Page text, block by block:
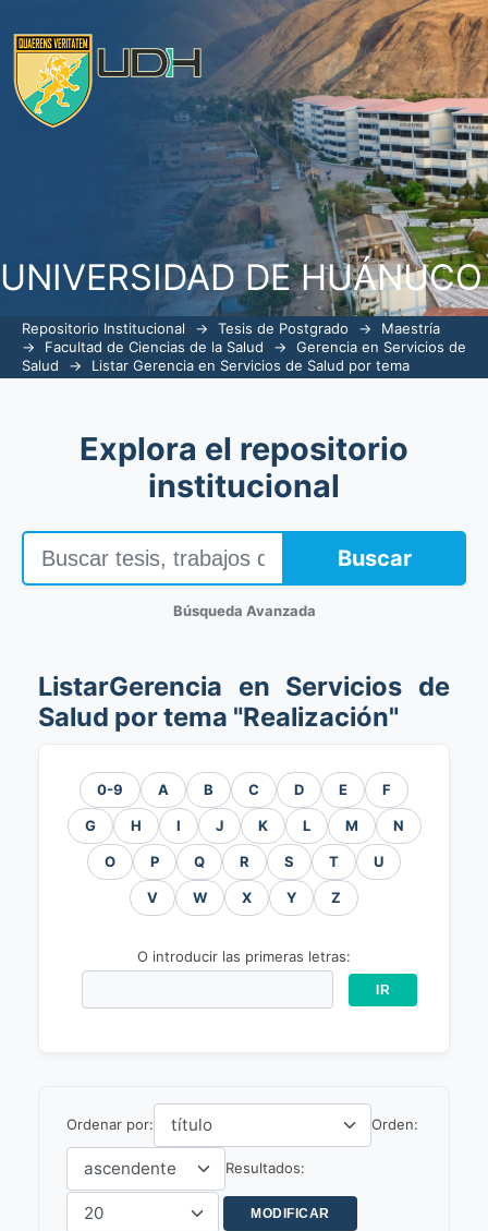
UNIVERSIDAD DE HUÁNUCO
ListarGerencia en Servicios de Salud
Repositorio Institucional → Tesis de Postgrado →
Maestría
→
Facultad de Ciencias de la Salud →
Gerencia en Servicios de
Salud
→ Listar Gerencia en Servicios de Salud por tema
Explora el repositorio
institucional
Buscar
Búsqueda Avanzada
ListarGerencia en Servicios de
Salud por tema "Realización"
0-9 A B C D E F
G H I J K L M N
O P Q R S T U
V W X Y Z
O introducir las primeras letras:
Ordenar por: Orden:
Resultados: